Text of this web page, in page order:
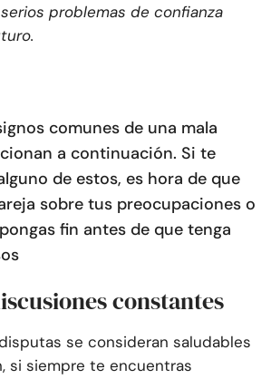
problemas de confianza
comunes de una mala
a continuación. Si te
de estos, es hora de que
sobre tus preocupaciones o
fin antes de que tenga
constantes
se consideran saludables
si siempre te encuentras